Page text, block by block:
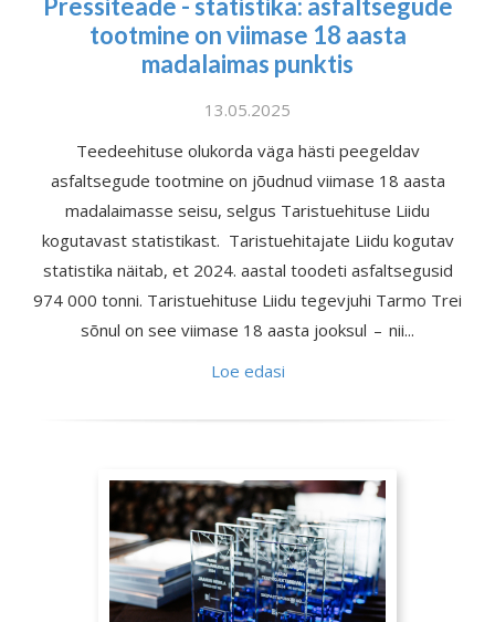
Pressiteade - statistika: asfaltsegude
tootmine on viimase 18 aasta
madalaimas punktis
13.05.2025
Teedeehituse olukorda väga hästi peegeldav
asfaltsegude tootmine on jõudnud viimase 18 aasta
madalaimasse seisu, selgus Taristuehituse Liidu
kogutavast statistikast. Taristuehitajate Liidu kogutav
statistika näitab, et 2024. aastal toodeti asfaltsegusid
974 000 tonni. Taristuehituse Liidu tegevjuhi Tarmo Trei
sõnul on see viimase 18 aasta jooksul – nii...
Loe edasi